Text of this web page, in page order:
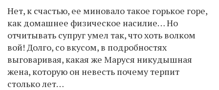
Нет, к счастью, ее миновало такое горькое горе,
как домашнее физическое насилие… Но
отчитывать супруг умел так, что хоть волком
вой! Долго, со вкусом, в подробностях
выговаривая, какая же Маруся никудышная
жена, которую он невесть почему терпит
столько лет…